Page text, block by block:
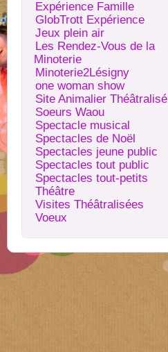
Expérience Famille
GlobTrott Expérience
Jeux plein air
Les Rendez-Vous de la
Minoterie
Minoterie2Lésigny
one woman show
Site Animalier Théâtralisé
Soeurs Waou
Spectacle musical
Spectacles de Noël
Spectacles jeune public
Spectacles tout public
Spectacles tout-petits
Théâtre
Visites Théâtralisées
Voeux